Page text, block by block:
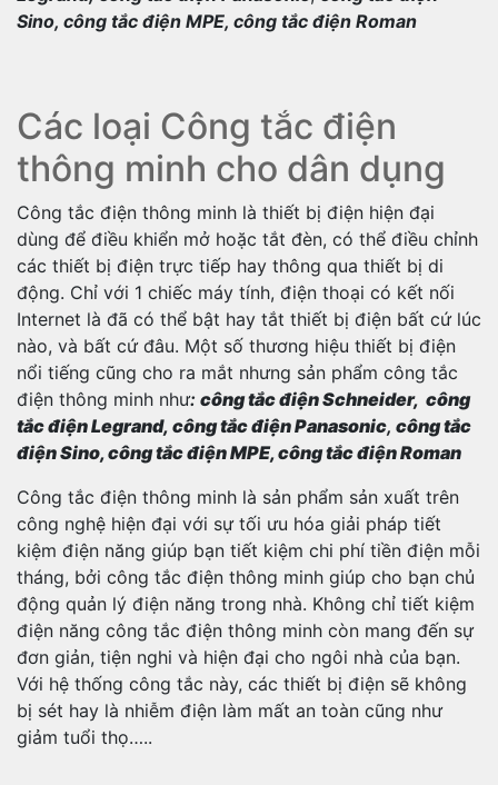
Sino, công tắc điện MPE, công tắc điện Roman
Các loại Công tắc điện
thông minh cho dân dụng
Công tắc điện thông minh là thiết bị điện hiện đại
dùng để điều khiển mở hoặc tắt đèn, có thể điều chỉnh
các thiết bị điện trực tiếp hay thông qua thiết bị di
động. Chỉ với 1 chiếc máy tính, điện thoại có kết nối
Internet là đã có thể bật hay tắt thiết bị điện bất cứ lúc
nào, và bất cứ đâu. Một số thương hiệu thiết bị điện
nổi tiếng cũng cho ra mắt nhưng sản phẩm công tắc
điện thông minh như: công tắc điện Schneider, công
tắc điện Legrand, công tắc điện Panasonic, công tắc
điện Sino, công tắc điện MPE, công tắc điện Roman
Công tắc điện thông minh là sản phẩm sản xuất trên
công nghệ hiện đại với sự tối ưu hóa giải pháp tiết
kiệm điện năng giúp bạn tiết kiệm chi phí tiền điện mỗi
tháng, bởi công tắc điện thông minh giúp cho bạn chủ
động quản lý điện năng trong nhà. Không chỉ tiết kiệm
điện năng công tắc điện thông minh còn mang đến sự
đơn giản, tiện nghi và hiện đại cho ngôi nhà của bạn.
Với hệ thống công tắc này, các thiết bị điện sẽ không
bị sét hay là nhiễm điện làm mất an toàn cũng như
giảm tuổi thọ…..